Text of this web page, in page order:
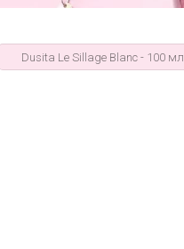
Dusita Le Sillage Blanc - 100 мл.